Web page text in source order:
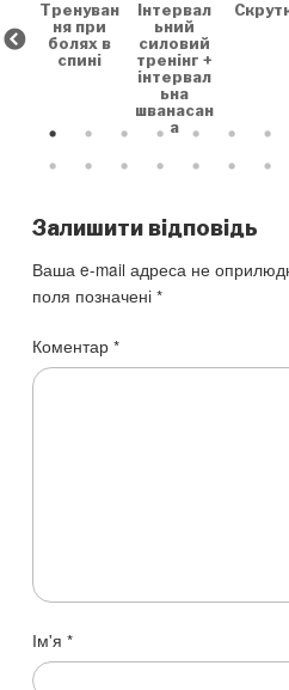
Тренуван
ня при
болях в
спині
Інтервал
ьний
силовий
тренінг +
інтервал
ьна
шванасан
а
Залишити відповідь
Ваша e-mail адреса не
поля позначені*
Коментар*
Ім'я*